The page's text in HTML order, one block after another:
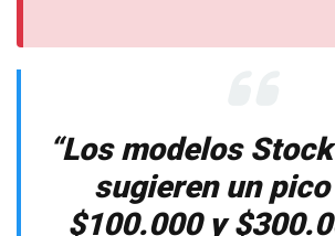
“Los modelos
sugieren un
$100.000 y